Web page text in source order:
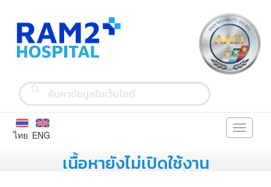
ENG
ไทย
Toggle
เนื้อหายังไม่เปิดใช้งาน